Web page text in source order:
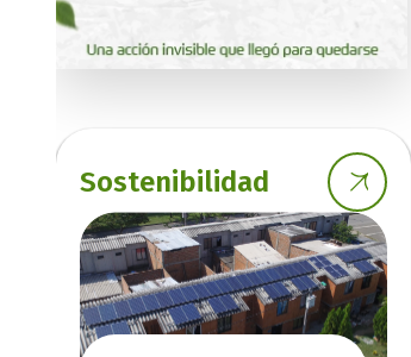
Sostenibilidad